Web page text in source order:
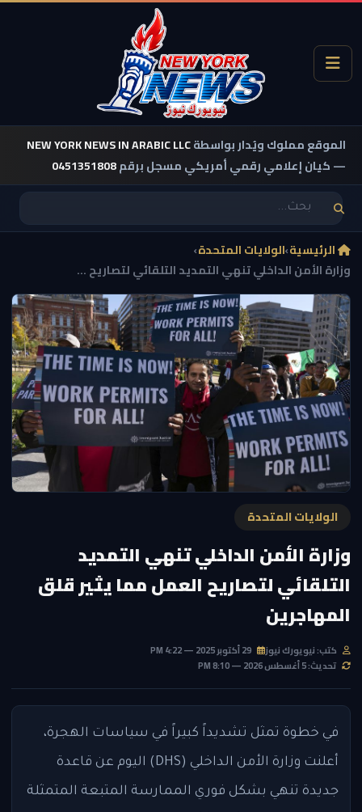
الموقع مملوك ويُدار بواسطةNEW YORK NEWS IN ARABIC LLC
— كيان إعلامي رقمي أمريكي مسجل برقم0451351808
الرئيسية›الولايات المتحدة›
وزارة الأمن الداخلي تنهي التمديد التلقائي لتصاريح ...
الولايات المتحدة
وزارة الأمن الداخلي تنهي التمديد
التلقائي لتصاريح العمل مما يثير قلق
المهاجرين
كتب: نيويورك نيوز
تحديث: 5 أغسطس 2026 — 8:10 PM
في خطوة تمثل تشديداً كبيراً في سياسات الهجرة،
أعلنت وزارة الأمن الداخلي (DHS) اليوم عن قاعدة
جديدة تنهي بشكل فوري الممارسة المتبعة المتمثلة